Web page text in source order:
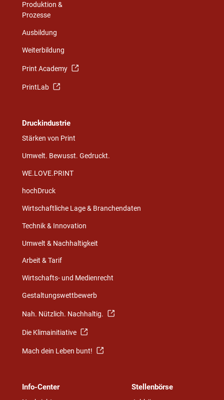
Produktion &
Prozesse
Ausbildung
Weiterbildung
Print Academy
PrintLab
Druckindustrie
Stärken von Print
Umwelt. Bewusst. Gedruckt.
WE.LOVE.PRINT
hochDruck
Wirtschaftliche Lage & Branchendaten
Technik & Innovation
Umwelt & Nachhaltigkeit
Arbeit & Tarif
Wirtschafts- und Medienrecht
Gestaltungswettbewerb
Nah. Nützlich. Nachhaltig.
Die Klimainitiative
Mach dein Leben bunt!
Info-Center Stellenbörse